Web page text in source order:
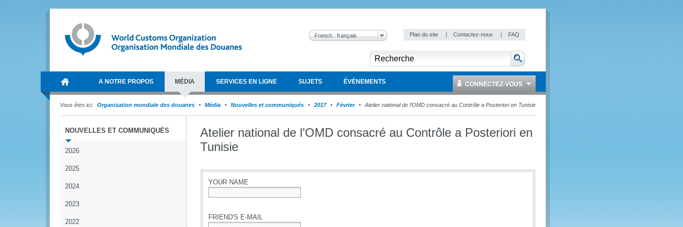
French : français Plan du site | Contactez-nous | FAQ
A NOTRE PROPOS MÉDIA SERVICES EN LIGNE SUJETS ÉVÉNEMENTS CONNECTEZ-VOUS
Vous êtes ici: Organisation mondiale des douanes Média Nouvelles et communiqués 2017 Février Atelier national de l’OMD consacré au Contrôle a Posteriori en Tunisie
NOUVELLES ET COMMUNIQUÉS
2026
2025
2024
2023
2022
Atelier national de l’OMD consacré au Contrôle a Posteriori en
Tunisie
YOUR NAME
FRIEND'S E-MAIL